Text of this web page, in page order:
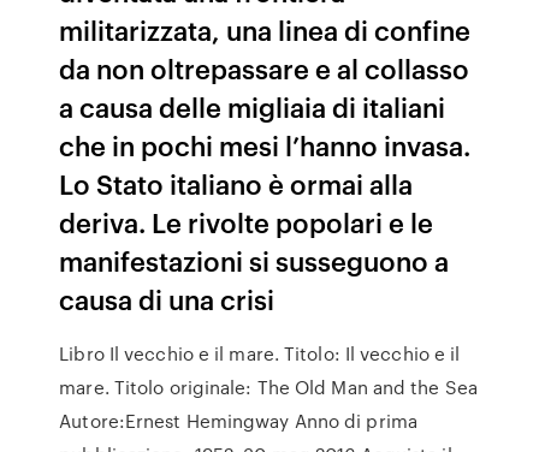
militarizzata, una linea di confine
da non oltrepassare e al collasso
a causa delle migliaia di italiani
che in pochi mesi l’hanno invasa.
Lo Stato italiano è ormai alla
deriva. Le rivolte popolari e le
manifestazioni si susseguono a
causa di una crisi
Libro Il vecchio e il mare. Titolo: Il vecchio e il
mare. Titolo originale: The Old Man and the Sea
Autore:Ernest Hemingway Anno di prima